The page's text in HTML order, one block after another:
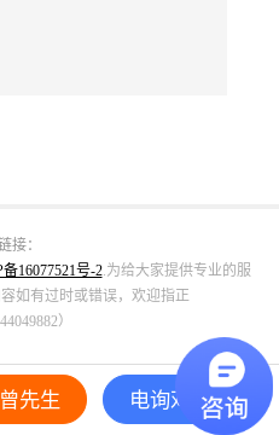
接：
16077521号-2.为给大家提供专业的服
如有过时或错误，欢迎指正
）
先生 电询邓小姐